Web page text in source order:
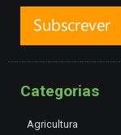
Categorias
Agricultura